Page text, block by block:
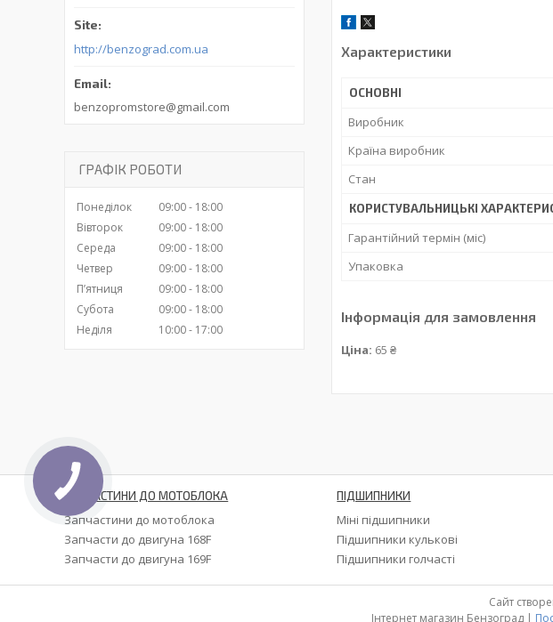
Характеристики
ОСНОВНІ
Виробник
Країна виробник
Стан
КОРИСТУВАЛЬНИЦЬКІ
Гарантійний термін (міс)
Упаковка
Інформація для замовлення
Ціна: 65 ₴
http://benzograd.com.ua
benzopromstore@gmail.com
ГРАФІК РОБОТИ
Понеділок 09:00
18:00
Вівторок
09:00
18:00
Середа
09:00
18:00
Четвер
09:00
18:00
Пʼятниця
09:00
18:00
Субота
09:00
18:00
Неділя
10:00 17:00
ЗАПЧАСТИНИ ДО МОТОБЛОКА
Запчастини до мотоблока
Запчасти до двигуна 168F
Запчасти до двигуна 169F
ПІДШИПНИКИ
Міні підшипники
Підшипники кулькові
Підшипники голчасті
Сайт
Інтернет магазин Бензоград |